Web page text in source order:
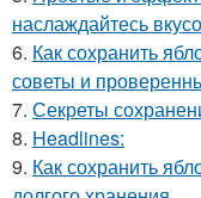
наслаждайтесь
6. Как сохранить
советы и
7. Секреты
8. Headlines:
9. Как сохранить